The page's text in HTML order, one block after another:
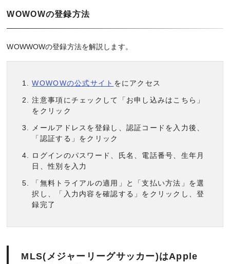
WOWOWの登録方法
WOWWOWの登録方法を解説します。
WOWOWの公式サイト をにアクセス
注意事項にチェックして「お申し込みはこちら」
をクリック
メールアドレスを登録し、認証コードを入力後、
「認証する」をクリック
ログインのパスワード、氏名、電話番号、生年月
日、性別を入力
「無料トライアルの適用」と「支払い方法」を選
択し、「入力内容を確認する」をクリックし、登
録完了
MLS(メジャーリーグサッカー)はApple